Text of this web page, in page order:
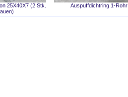
25X40X7 (2 Stk.
Auspuffdichtring 1-Rohr